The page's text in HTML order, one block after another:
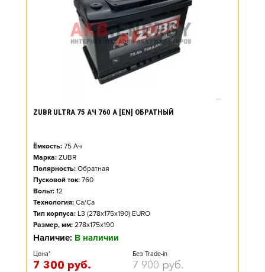
ZUBR ULTRA 75 АЧ 760 А [EN] ОБРАТНЫЙ
Ёмкость: 75 Ач
Марка: ZUBR
Полярность: Обратная
Пусковой ток: 760
Вольт: 12
Технология: Ca/Ca
Тип корпуса: L3 (278x175x190) EURO
Размер, мм: 278x175x190
Наличие: В наличии
Цена*
7 300 руб.
Без Trade-in
7 900 руб.